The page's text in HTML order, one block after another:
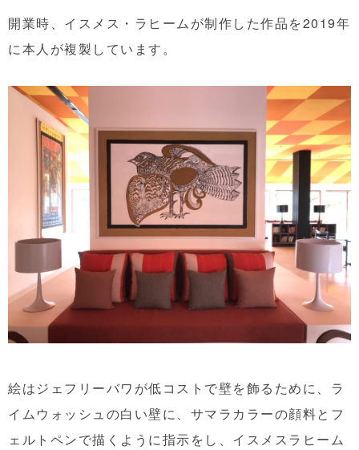
開業時、イスメス・ラヒームが制作した作品を2019年
に本人が複製しています。
絵はジェフリーバワが低コストで壁を飾るために、ラ
イムウォッシュの白い壁に、サマラカラーの顔料とフ
ェルトペンで描くように指示をし、イスメスラヒーム